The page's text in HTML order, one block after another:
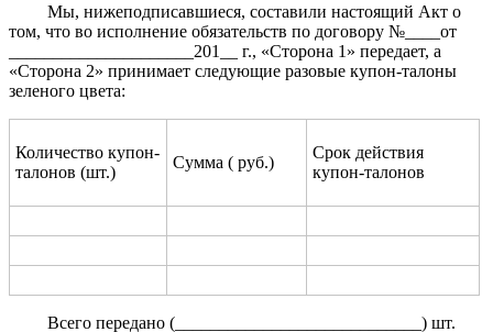
Мы, нижеподписавшиеся, составили настоящий Акт о
том, что во исполнение обязательств по договору №____от
_____________________201__ г., «Сторона 1» передает, а
«Сторона 2» принимает следующие разовые купон-талоны
зеленого цвета:
Количество купон-
талонов (шт.)
Сумма ( руб.)
Срок действия
купон-талонов
Всего передано (____________________________) шт.